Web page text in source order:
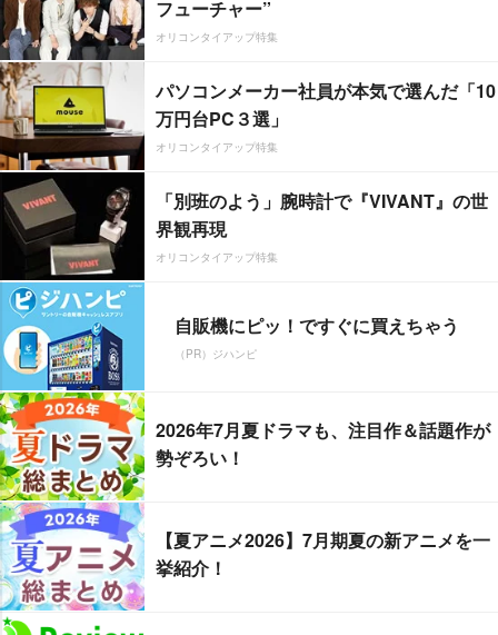
フューチャー”
オリコンタイアップ特集
パソコンメーカー社員が本気で選んだ「10
万円台PC３選」
オリコンタイアップ特集
「別班のよう」腕時計で『VIVANT』の世
界観再現
オリコンタイアップ特集
自販機にピッ！ですぐに買えちゃう
（PR）ジハンピ
2026年7月夏ドラマも、注目作＆話題作が
勢ぞろい！
【夏アニメ2026】7月期夏の新アニメを一
挙紹介！